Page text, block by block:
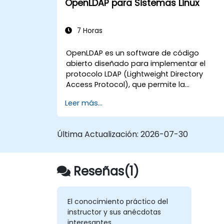
sistemas, servicios y aplicaciones.
Windows.
replicación y migración de un servidor
FreeIPA.
OpenLDAP para Sistemas Linux
7 Horas
OpenLDAP es un software de código
abierto diseñado para implementar el
protocolo LDAP (Lightweight Directory
Access Protocol), que permite la
información. Es un servidor de directorio
muy popular, que puede utilizarse para
usuarios, grupos, recursos de red y otros
Leer más...
Última Actualización: 2026-07-30
Reseñas(1)
El conocimiento práctico del
instructor y sus anécdotas